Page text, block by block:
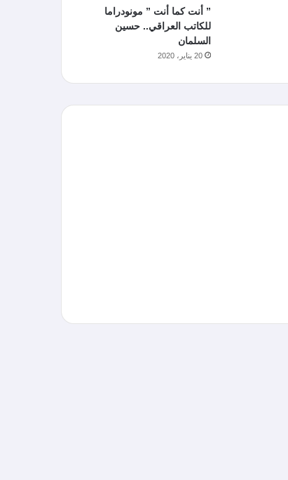
” أنت كما أنت ” مونودراما
للكاتب العراقي.. حسين
السلمان
20 يناير، 2020